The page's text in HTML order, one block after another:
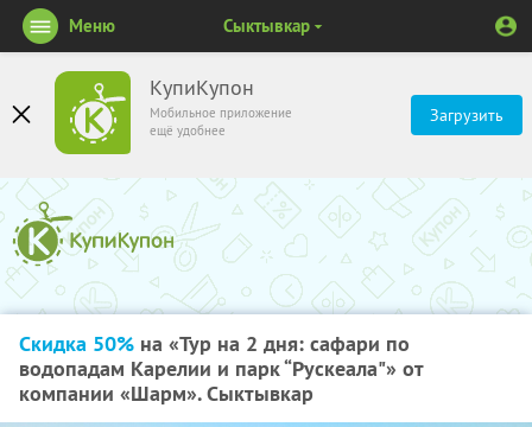
КупиКупон
Мобильное приложение
ещё удобнее
Загрузить
Меню Сыктывкар
Скидка 50% на «Тур на 2 дня: сафари по
водопадам Карелии и парк “Рускеала"» от
компании «Шарм». Сыктывкар